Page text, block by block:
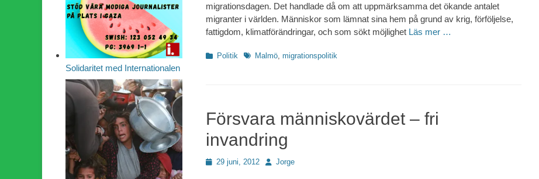
migrationsdagen. Det handlade då om att uppmärksamma det ökande antalet
migranter i världen. Människor som lämnat sina hem på grund av krig, förföljelse,
fattigdom, klimatförändringar, och som sökt möjlighet Läs mer …
Kategorier
Politik Etiketter
Malmö migrationspolitik
Försvara människovärdet – fri
invandring
Publicerad
29 juni, 2012 Författare
Jorge
Solidaritet med Internationalen